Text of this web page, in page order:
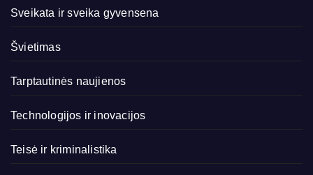
Sveikata ir sveika gyvensena
Švietimas
Tarptautinės naujienos
Technologijos ir inovacijos
Teisė ir kriminalistika